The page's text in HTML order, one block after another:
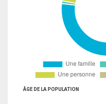
ÂGE DE LA POPULATION